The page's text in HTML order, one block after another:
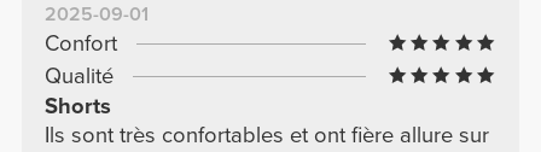
2025-09-01
Confort
Qualité
Shorts
Ils sont très confortables et ont fière allure sur